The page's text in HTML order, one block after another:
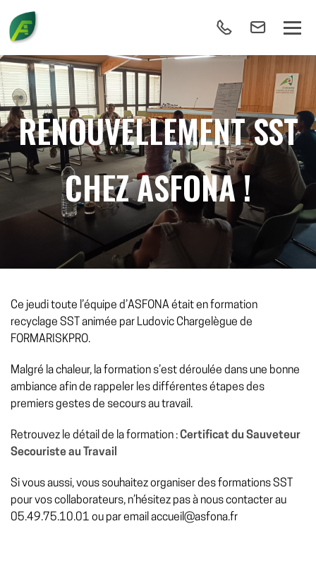
RENOUVELLEMENT SST
CHEZ ASFONA !
Ce jeudi toute l’équipe d’ASFONA était en formation
recyclage SST animée par Ludovic Chargelègue de
FORMARISKPRO.
Malgré la chaleur, la formation s’est déroulée dans une bonne
ambiance afin de rappeler les différentes étapes des
premiers gestes de secours au travail.
Retrouvez le détail de la formation :Certificat du Sauveteur
Secouriste au Travail
Si vous aussi, vous souhaitez organiser des formations SST
pour vos collaborateurs, n’hésitez pas à nous contacter au
05.49.75.10.01 ou par email accueil@asfona.fr